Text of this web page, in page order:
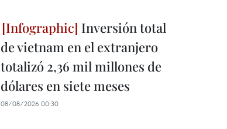
Inversión total
de vietnam en el extranjero
totalizó 2,36 mil millones de
dólares en siete meses
08/08/2026 00:30